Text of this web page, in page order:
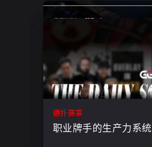
德扑赛事
职业牌手的生产力系统